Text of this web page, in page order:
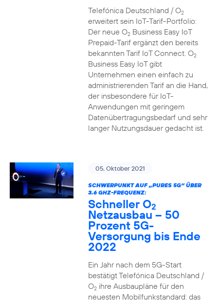
Telefónica Deutschland / O2
erweitert sein IoT-Tarif-Portfolio:
Der neue O2Business Easy IoT
Prepaid-Tarif ergänzt den bereits
bekannten Tarif IoT Connect. O2
Business Easy IoT gibt
Unternehmen einen einfach zu
administrierenden Tarif an die Hand,
der insbesondere für IoT-
Anwendungen mit geringem
Datenübertragungsbedarf und sehr
langer Nutzungsdauer gedacht ist.
05. Oktober 2021
SCHWERPUNKT AUF „PURES 5G“ ÜBER
3.6 GHZ-FREQUENZ:
Schneller O2
Netzausbau – 50
Prozent 5G-
Versorgung bis Ende
2022
Ein Jahr nach dem 5G-Start
bestätigt Telefónica Deutschland /
O2ihre Ausbaupläne für den
neuesten Mobilfunkstandard: das